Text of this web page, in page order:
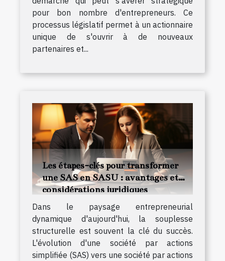
pour bon nombre d'entrepreneurs. Ce
processus législatif permet à un actionnaire
unique de s'ouvrir à de nouveaux
partenaires et...
Les étapes-clés pour transformer
une SAS en SASU : avantages et
considérations juridiques
Dans le paysage entrepreneurial
dynamique d'aujourd'hui, la souplesse
structurelle est souvent la clé du succès.
L'évolution d'une société par actions
simplifiée (SAS) vers une société par actions